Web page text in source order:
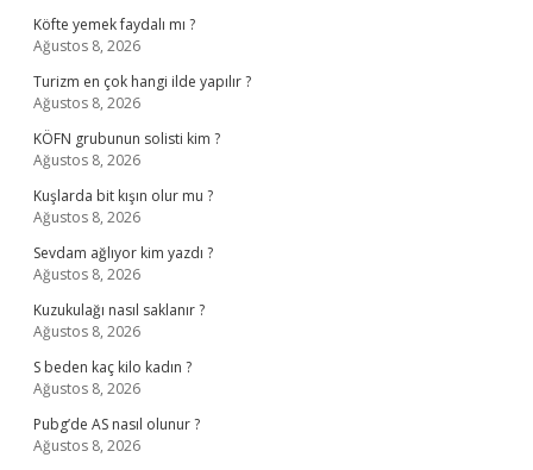
Köfte yemek faydalı mı ?
Ağustos 8, 2026
Turizm en çok hangi ilde yapılır ?
Ağustos 8, 2026
KÖFN grubunun solisti kim ?
Ağustos 8, 2026
Kuşlarda bit kışın olur mu ?
Ağustos 8, 2026
Sevdam ağlıyor kim yazdı ?
Ağustos 8, 2026
Kuzukulağı nasıl saklanır ?
Ağustos 8, 2026
S beden kaç kilo kadın ?
Ağustos 8, 2026
Pubg’de AS nasıl olunur ?
Ağustos 8, 2026